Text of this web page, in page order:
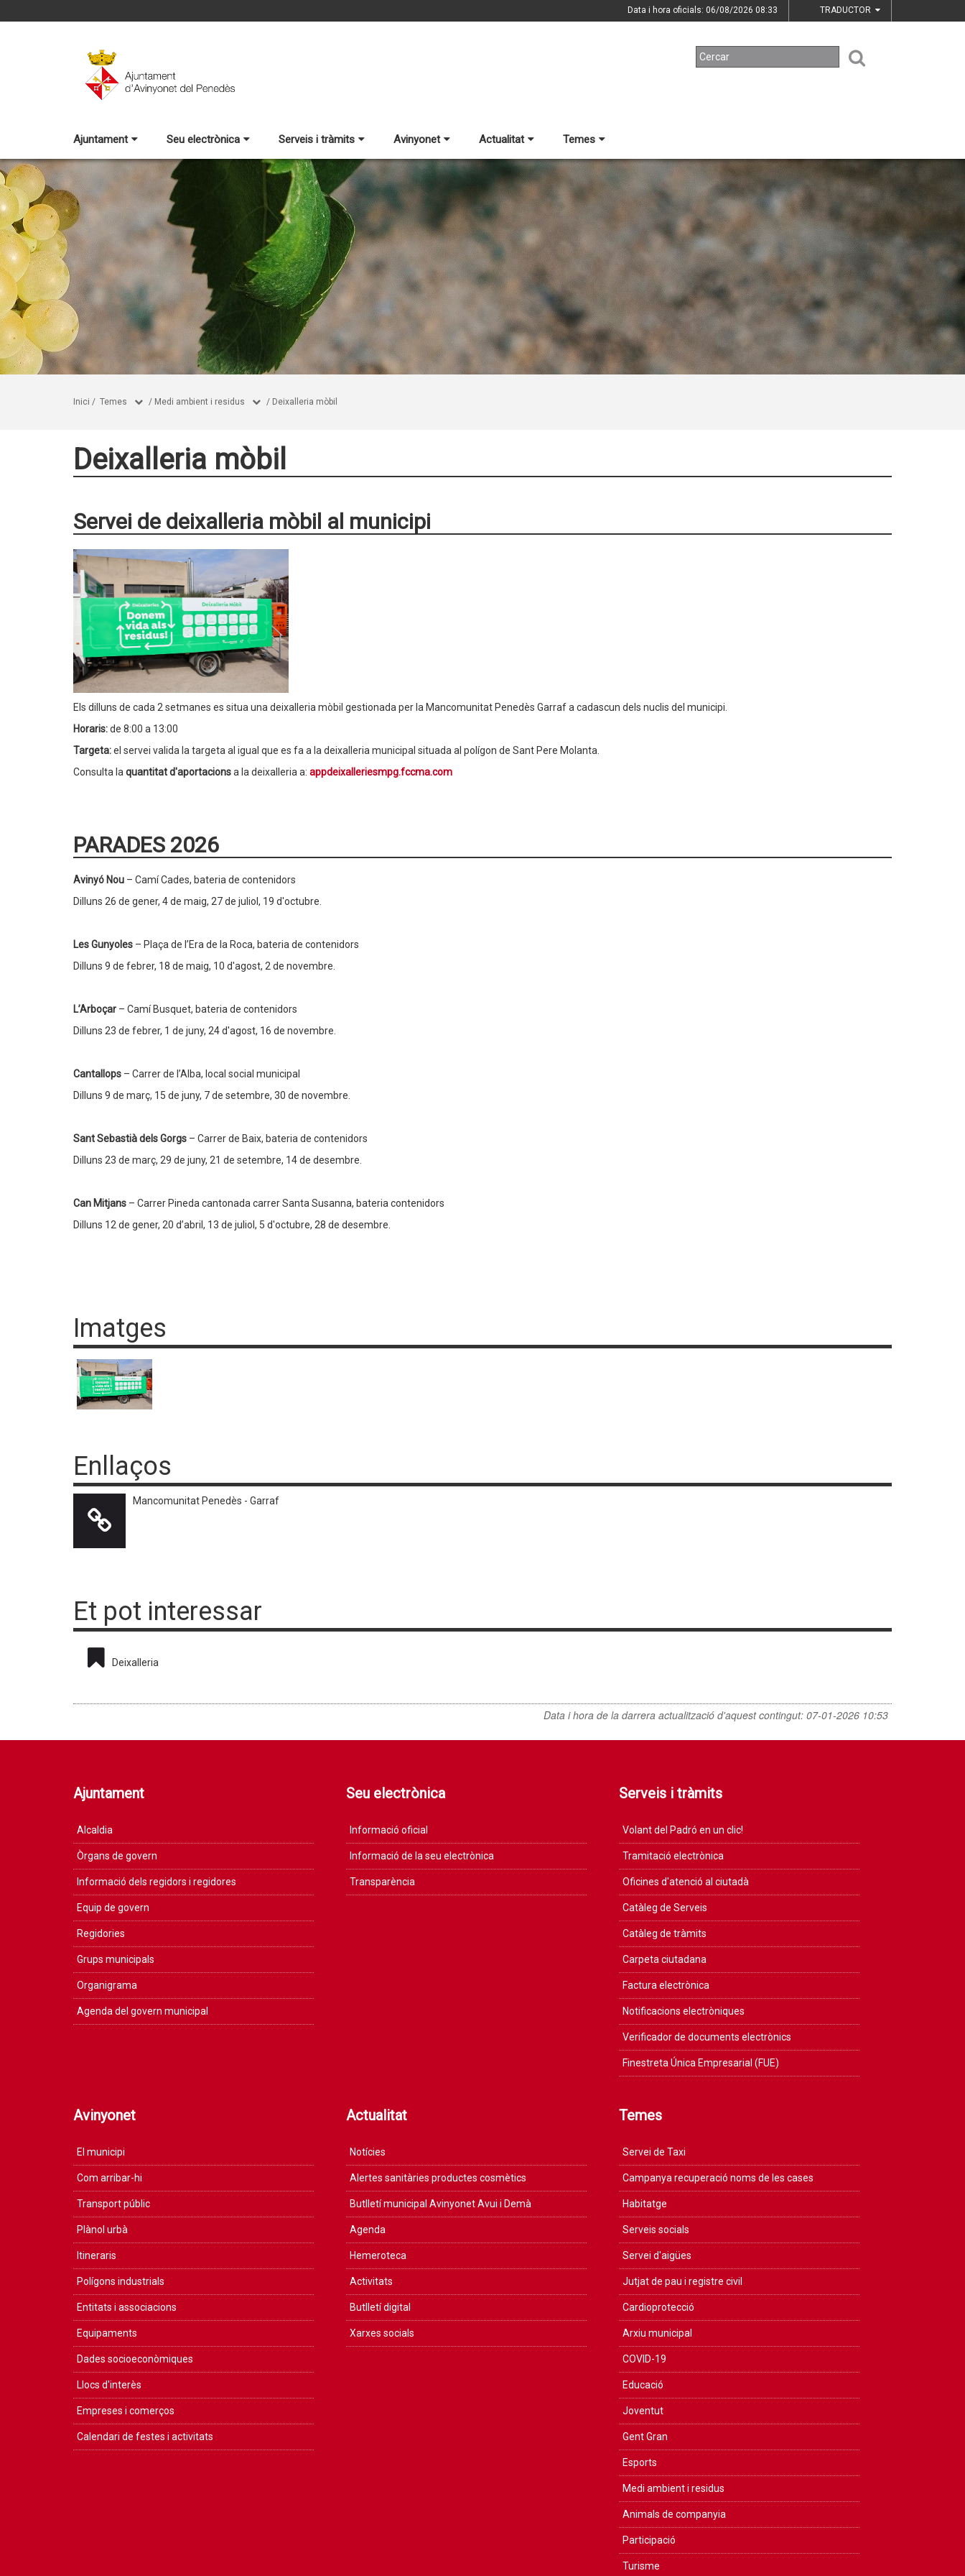
Data i hora oficials: 06/08/2026 08:33 TRADUCTOR
Ajuntament Seu electrònica Serveis i tràmits Avinyonet Actualitat Temes
Inici / Temes / Medi ambient i residus / Deixalleria mòbil
Deixalleria mòbil
Servei de deixalleria mòbil al municipi
Els dilluns de cada 2 setmanes es situa una deixalleria mòbil gestionada per la Mancomunitat Penedès Garraf a cadascun dels nuclis del municipi.
Horaris:de 8:00 a 13:00
Targeta:el servei valida la targeta al igual que es fa a la deixalleria municipal situada al polígon de Sant Pere Molanta.
Consulta la quantitat d'aportacionsa la deixalleria a: appdeixalleriesmpg.fccma.com
PARADES 2026
Avinyó Nou – Camí Cades, bateria de contenidors
Dilluns 26 de gener, 4 de maig, 27 de juliol, 19 d'octubre.
Les Gunyoles – Plaça de l’Era de la Roca, bateria de contenidors
Dilluns 9 de febrer, 18 de maig, 10 d'agost, 2 de novembre.
L’Arboçar – Camí Busquet, bateria de contenidors
Dilluns 23 de febrer, 1 de juny, 24 d'agost, 16 de novembre.
Cantallops – Carrer de l’Alba, local social municipal
Dilluns 9 de març, 15 de juny, 7 de setembre, 30 de novembre.
Sant Sebastià dels Gorgs – Carrer de Baix, bateria de contenidors
Dilluns 23 de març, 29 de juny, 21 de setembre, 14 de desembre.
Can Mitjans – Carrer Pineda cantonada carrer Santa Susanna, bateria contenidors
Dilluns 12 de gener, 20 d’abril, 13 de juliol, 5 d'octubre, 28 de desembre.
Imatges
Enllaços
Mancomunitat Penedès - Garraf
Et pot interessar
Deixalleria
Data i hora de la darrera actualització d'aquest contingut: 07-01-2026 10:53
Ajuntament
Alcaldia
Òrgans de govern
Informació dels regidors i regidores
Equip de govern
Regidories
Grups municipals
Organigrama
Agenda del govern municipal
Seu electrònica
Informació oficial
Informació de la seu electrònica
Transparència
Serveis i tràmits
Volant del Padró en un clic!
Tramitació electrònica
Oficines d'atenció al ciutadà
Catàleg de Serveis
Catàleg de tràmits
Carpeta ciutadana
Factura electrònica
Notificacions electròniques
Verificador de documents electrònics
Finestreta Única Empresarial (FUE)
Avinyonet
El municipi
Com arribar-hi
Transport públic
Plànol urbà
Itineraris
Polígons industrials
Entitats i associacions
Equipaments
Dades socioeconòmiques
Llocs d'interès
Empreses i comerços
Calendari de festes i activitats
Actualitat
Notícies
Alertes sanitàries productes cosmètics
Butlletí municipal Avinyonet Avui i Demà
Agenda
Hemeroteca
Activitats
Butlletí digital
Xarxes socials
Temes
Servei de Taxi
Campanya recuperació noms de les cases
Habitatge
Serveis socials
Servei d'aigües
Jutjat de pau i registre civil
Cardioprotecció
Arxiu municipal
COVID-19
Educació
Joventut
Gent Gran
Esports
Medi ambient i residus
Animals de companyia
Participació
Turisme